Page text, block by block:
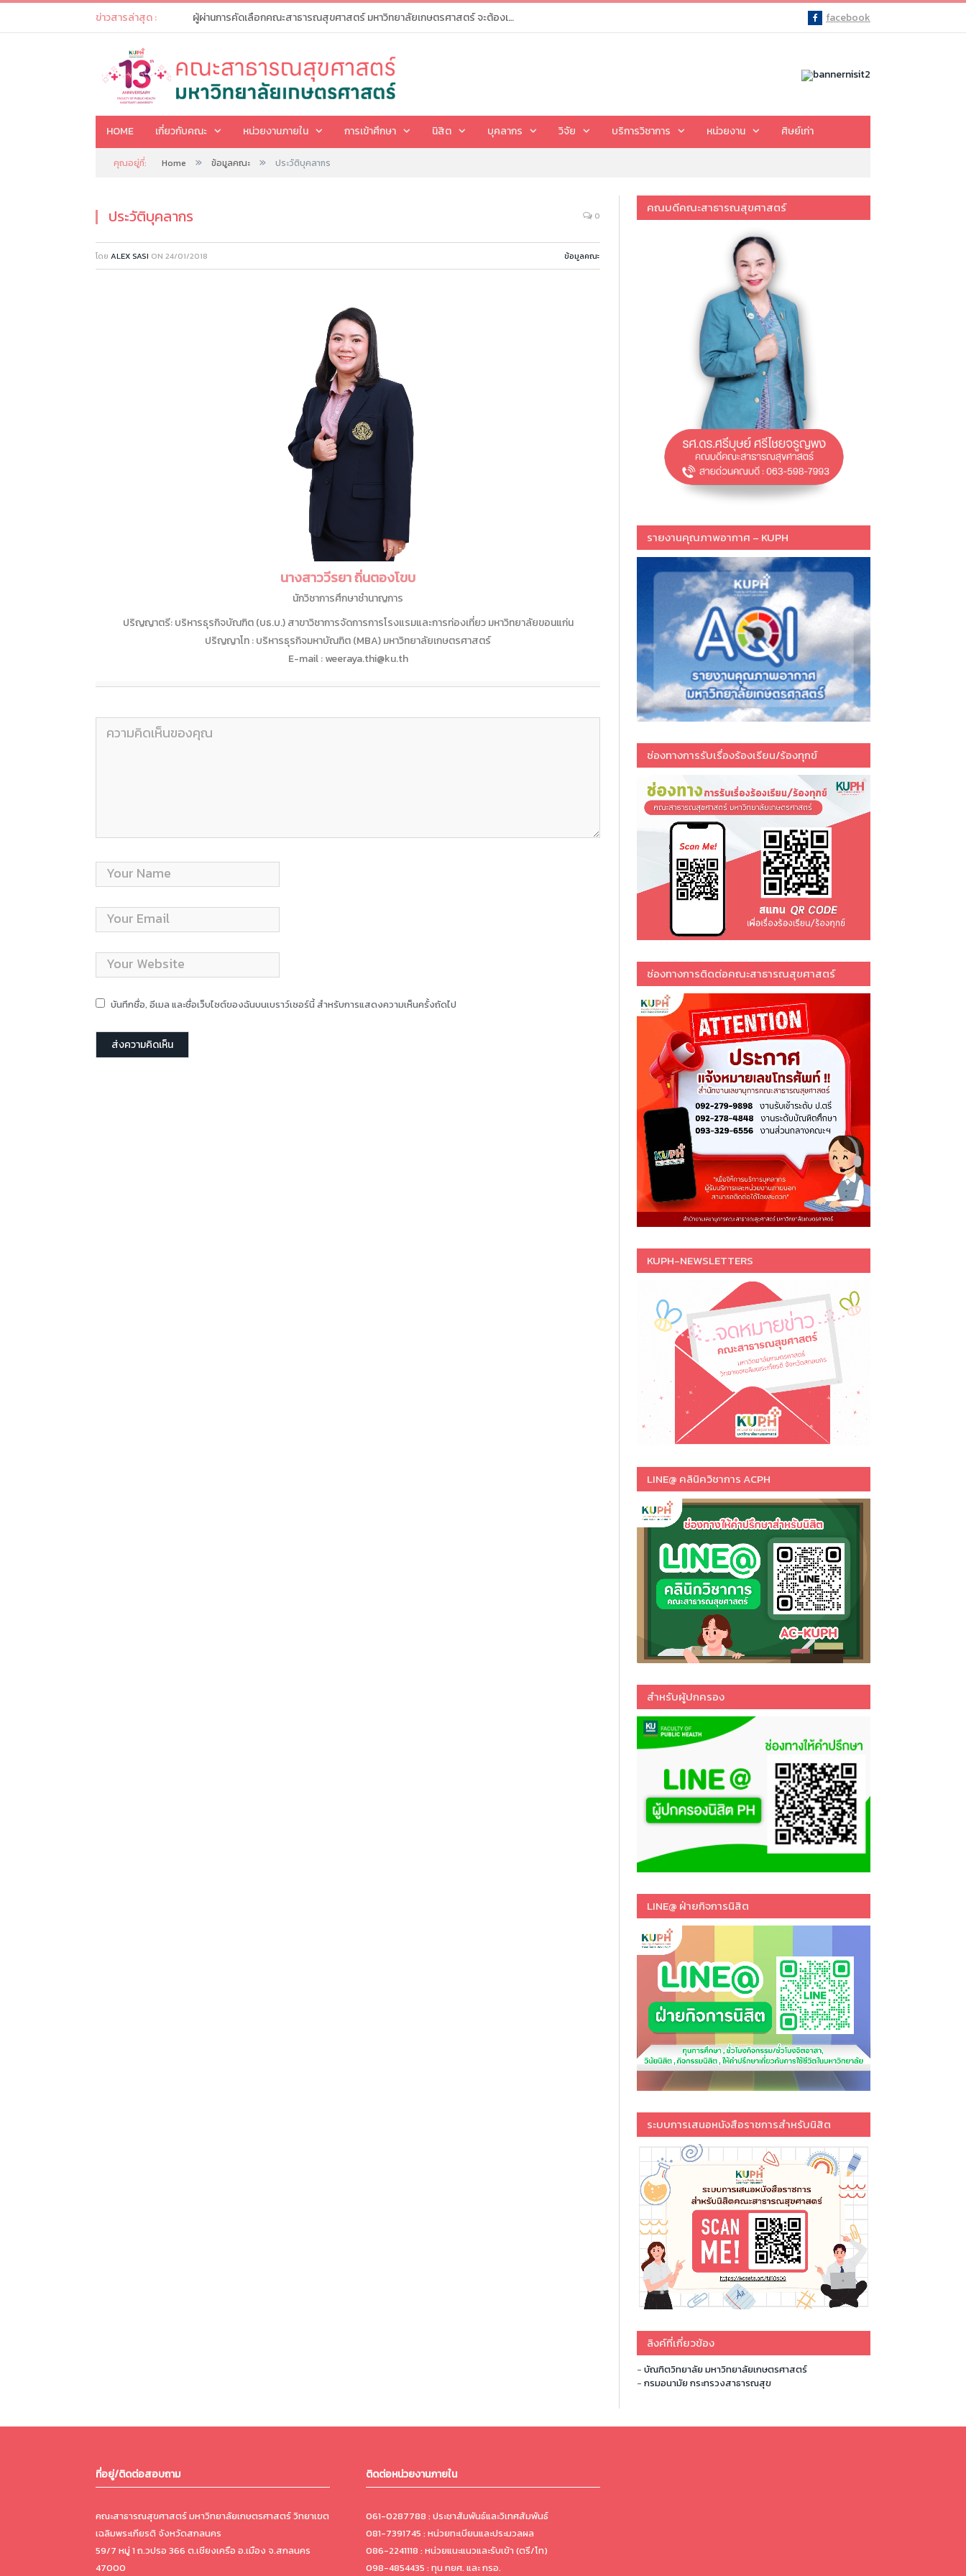
ข่าวสารล่าสุด : ผู้ผ่านการคัดเลือกคณะสาธารณสุขศาสตร์ มหาวิทยาลัยเกษตรศาสตร์ จะต้องเข้าไปทำรายการ “ยืนยันสิทธิ์” ในระบบ myTCAS (ครั้งที่ 1) ในวันที่ 20-21 พ.ค. 2569 Facebook
facebook
HOME เกี่ยวกับคณะ หน่วยงานภายใน การเข้าศึกษา นิสิต บุคลากร วิจัย บริการวิชาการ หน่วยงาน ศิษย์เก่า
คุณอยู่ที่: Home » ข้อมูลคณะ » ประวัติบุคลากร
ประวัติบุคลากร 0
โดย ALEX SASI ON 24/01/2018 ข้อมูลคณะ
นางสาววีรยา ถิ่นตองโขบ
นักวิชาการศึกษาชำนาญการ
ปริญญาตรี: บริหารธุรกิจบัณฑิต (บธ.บ.) สาขาวิชาการจัดการการโรงแรมและการท่องเที่ยว มหาวิทยาลัยขอนแก่น
ปริญญาโท : บริหารธุรกิจมหาบัณฑิต (MBA) มหาวิทยาลัยเกษตรศาสตร์
E-mail : weeraya.thi@ku.th
บันทึกชื่อ, อีเมล และชื่อเว็บไซต์ของฉันบนเบราว์เซอร์นี้ สำหรับการแสดงความเห็นครั้งถัดไป
คณบดีคณะสาธารณสุขศาสตร์
รายงานคุณภาพอากาศ – KUPH
ช่องทางการรับเรื่องร้องเรียน/ร้องทุกข์
ช่องทางการติดต่อคณะสาธารณสุขศาสตร์
KUPH-NEWSLETTERS
LINE@ คลินิควิชาการ ACPH
สำหรับผู้ปกครอง
LINE@ ฝ่ายกิจการนิสิต
ระบบการเสนอหนังสือราชการสำหรับนิสิต
ลิงค์ที่เกี่ยวข้อง
- บัณฑิตวิทยาลัย มหาวิทยาลัยเกษตรศาสตร์
- กรมอนามัย กระทรวงสาธารณสุข
ที่อยู่/ติดต่อสอบถาม
คณะสาธารณสุขศาสตร์ มหาวิทยาลัยเกษตรศาสตร์ วิทยาเขต
เฉลิมพระเกียรติ จังหวัดสกลนคร
59/7 หมู่ 1 ถ.วปรอ 366 ต.เชียงเครือ อ.เมือง จ.สกลนคร
47000
ติดต่อหน่วยงานภายใน
061-0287788 : ประชาสัมพันธ์และวิเทศสัมพันธ์
081-7391745 : หน่วยทะเบียนและประมวลผล
086-2241118 : หน่วยแนะแนวและรับเข้า (ตรี/โท)
098-4854435 : ทุน กยศ. และ กรอ.